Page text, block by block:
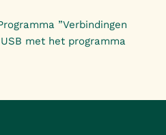
”Verbindingen
met het programma